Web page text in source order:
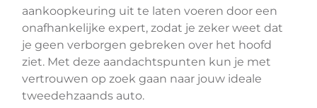
aankoopkeuring uit te laten voeren door een
onafhankelijke expert, zodat je zeker weet dat
je geen verborgen gebreken over het hoofd
ziet. Met deze aandachtspunten kun je met
vertrouwen op zoek gaan naar jouw ideale
tweedehzaands auto.